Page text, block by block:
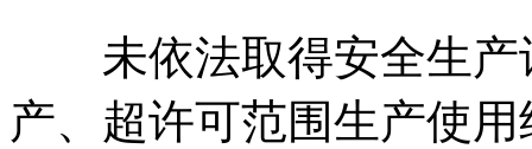
未依法取得安全生产
产、超许可范围生产使